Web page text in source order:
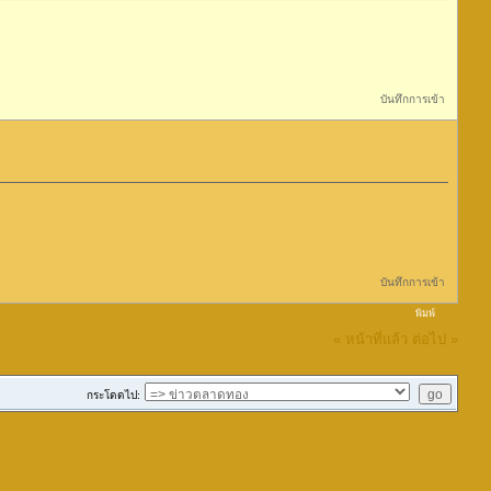
บันทึกการเข้า
บันทึกการเข้า
พิมพ์
« หน้าที่แล้ว ต่อไป »
กระโดดไป: